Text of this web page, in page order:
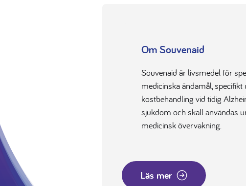
Om Souvenaid
Souvenaid är livsmedel för
medicinska ändamål,
kostbehandling vid tidig
sjukdom och skall användas
medicinsk övervakning.
Läs mer